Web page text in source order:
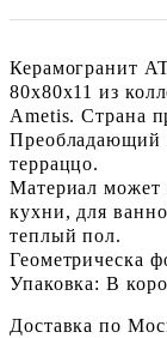
Керамогранит
80x80x11 из
Ametis. Страна
Преобладающий
терраццо.
Материал может
кухни, для
теплый пол.
Геометрическа
Упаковка: В
Доставка по